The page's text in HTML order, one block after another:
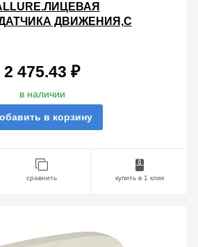
ДВИЖЕНИЯ,С
2 475.43 ₽
в наличии
в корзину
сравнить купить в 1 клик